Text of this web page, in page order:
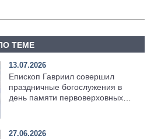
ТЕМЕ
13.07.2026
Епископ Гавриил совершил
праздничные богослужения в
день памяти первоверховных
27.06.2026